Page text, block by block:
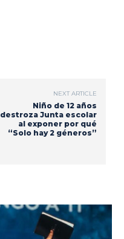
NEXT ARTICLE
Niño de 12 años
destroza Junta escolar
al exponer por qué
“Solo hay 2 géneros”